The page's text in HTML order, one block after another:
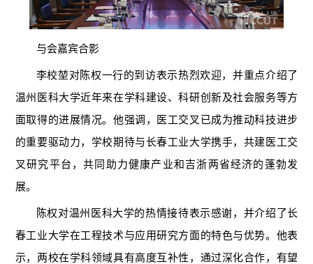
与会嘉宾合影
李校堃对陈权一行的到访表示热烈欢迎，并重点介绍了
温州医科大学近年来在学科建设、科研创新及社会服务等方
面取得的进展情况。他强调，医工交叉已成为推动科技进步
的重要驱动力，学校期待与长春工业大学携手，共建医工交
叉研究平台，共同助力健康产业和吉浙两省经济的蓬勃发
展。
陈权对温州医科大学的热情接待表示感谢，并介绍了长
春工业大学在工程技术与应用研究方面的特色与优势。他表
示，两校在学科领域具有高度互补性，通过深化合作，有望